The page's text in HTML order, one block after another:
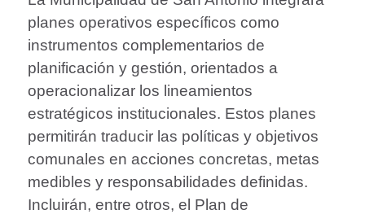
planes operativos específicos como
instrumentos complementarios de
planificación y gestión, orientados a
operacionalizar los lineamientos
estratégicos institucionales. Estos planes
permitirán traducir las políticas y objetivos
comunales en acciones concretas, metas
medibles y responsabilidades definidas.
Incluirán, entre otros, el Plan de